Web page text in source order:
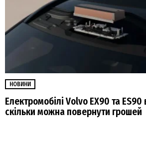
НОВИНИ
Електромобілі Volvo EX90 та ES90
скільки можна повернути грошей